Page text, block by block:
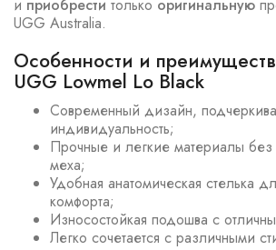
и приобрести только оригинальную
UGG Australia.
Особенности и
UGG Lowmel Lo Black
Современный дизайн,
индивидуальность;
Прочные и легкие материалы без
меха;
Удобная анатомическая стелька
комфорта;
Износостойкая подошва с
Легко сочетается с различными